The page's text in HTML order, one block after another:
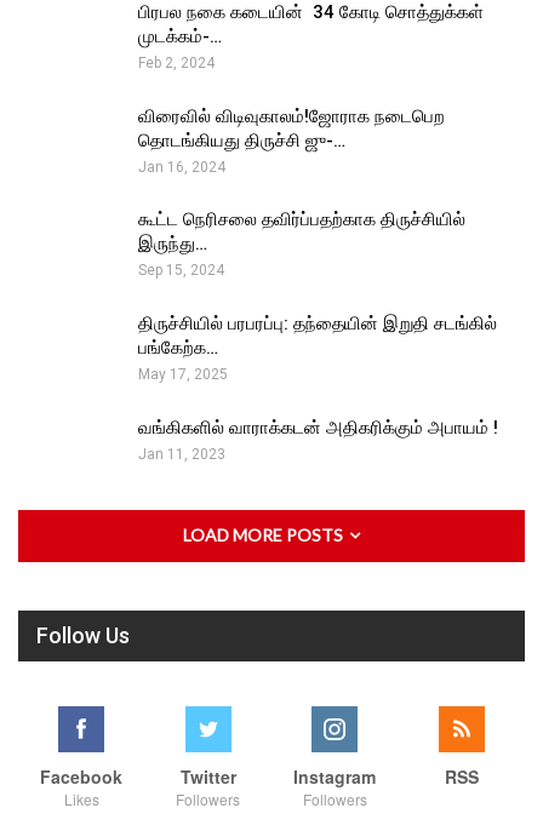
பிரபல நகை கடையின் ₹ 34 கோடி சொத்துக்கள்
முடக்கம்-…
Feb 2, 2024
விரைவில் விடிவுகாலம்!ஜோராக நடைபெற
தொடங்கியது திருச்சி ஜு-…
Jan 16, 2024
கூட்ட நெரிசலை தவிர்ப்பதற்காக திருச்சியில்
இருந்து…
Sep 15, 2024
திருச்சியில் பரபரப்பு: தந்தையின் இறுதி சடங்கில்
பங்கேற்க…
May 17, 2025
வங்கிகளில் வாராக்கடன் அதிகரிக்கும் அபாயம் !
Jan 11, 2023
LOAD MORE POSTS
Follow Us
Facebook
Likes
Twitter
Followers
Instagram
Followers
RSS